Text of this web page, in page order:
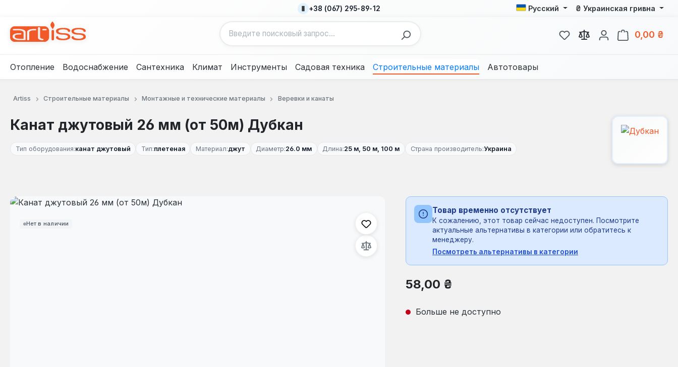
+38 (067) 295-89-12 Русский ₴ Украинская гривна
У вас есть товары из
0,00 ₴
Отопление Водоснабжение Сантехника Климат Инструменты Садовая техника Строительные материалы Автотовары
Artiss Строительные материалы Монтажные и технические материалы Веревки и канаты
Канат джутовый 26 мм (от 50м) Дубкан
Тип оборудования:канат джутовый Тип:плетеная Материал:джут Диаметр:26.0 мм Длина:25 м, 50 м, 100 м Страна производитель:Украина
Нет в наличии
Пропустить галерею изображений
Товар временно отсутствует
К сожалению, этот товар сейчас недоступен. Посмотрите
актуальные альтернативы в категории или обратитесь к
менеджеру.
Посмотреть альтернативы в категории
Обычная цена:
58,00 ₴
Больше не доступно